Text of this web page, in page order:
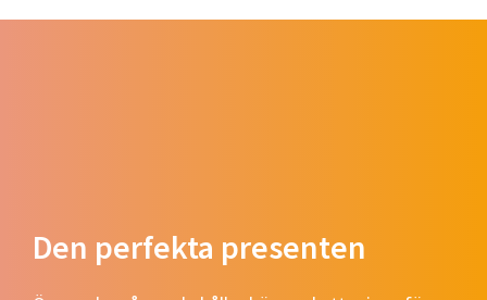
Den perfekta presenten